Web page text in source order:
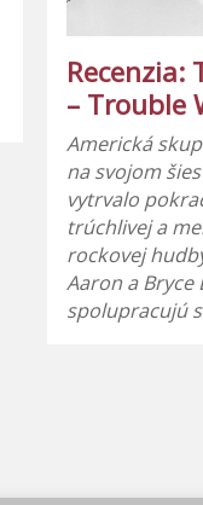
Recenzia:
– Trouble
Americká
na svojom
vytrvalo
trúchlivej a
rockovej
Aaron a Bryce
spolupracujú